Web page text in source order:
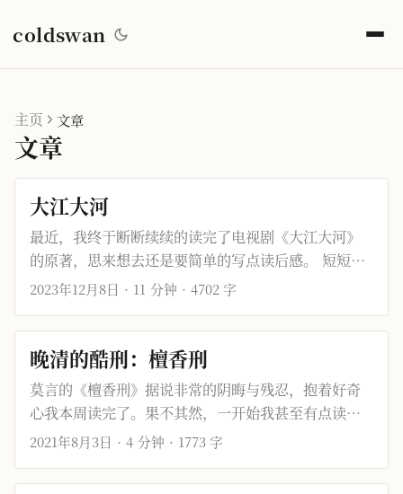
coldswan
主页 文章
文章
大江大河
最近，我终于断断续续的读完了电视剧《大江大河》
的原著，思来想去还是要简单的写点读后感。 短短的
几个月阅读下来，仿佛是走完了半辈子。这是今年读
是阿耐，计三册成书于2009年。全书故事横跨1978年
至1998年，正好对应改革开放的前二十年。在2017年
的时候，阿耐还出版过《艰难的制造》，续写了1998
年至2008年的故事，但是主角不再是前二十年的角
色，虽然他们也有短暂的出场过。我是只看了《大江
东去》，对于1998年之后的续作只是粗略的很快翻
过。 根据网络上的爆料，阿耐本人其实是宁波的某位
2023年12月8日 · 11 分钟 · 4702 字
晚清的酷刑：檀香刑
莫言的《檀香刑》据说非常的阴晦与残忍，抱着好奇
心我本周读完了。果不其然，一开始我甚至有点读不
下去，看着文字脑海中想象出来的行刑场景让人不寒
是，一个叫孙丙的人带头砸了德国修建的铁路，杀了
2021年8月3日 · 4 分钟 · 1773 字